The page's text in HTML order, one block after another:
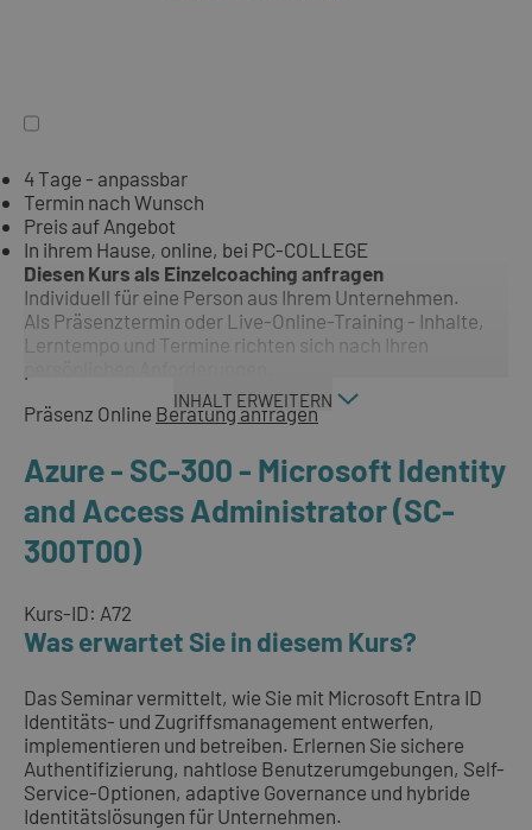
4 Tage - anpassbar
Termin nach Wunsch
Preis auf Angebot
In ihrem Hause, online, bei PC-COLLEGE
Diesen Kurs als Einzelcoaching anfragen
Individuell für eine Person aus Ihrem Unternehmen.
Als Präsenztermin oder Live-Online-Training - Inhalte,
Lerntempo und Termine richten sich nach Ihren
INHALT ERWEITERN
Präsenz Online Beratung anfragen
Azure - SC-300 - Microsoft Identity
and Access Administrator (SC-
300T00)
Kurs-ID: A72
Was erwartet Sie in diesem Kurs?
Das Seminar vermittelt, wie Sie mit Microsoft Entra ID
Identitäts- und Zugriffsmanagement entwerfen,
implementieren und betreiben. Erlernen Sie sichere
Authentifizierung, nahtlose Benutzerumgebungen, Self-
Service-Optionen, adaptive Governance und hybride
Identitätslösungen für Unternehmen.